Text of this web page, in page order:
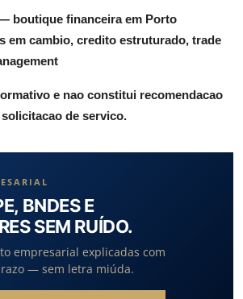
boutique financeira em Porto
em cambio, credito estruturado, trade
e nao constitui recomendacao
de servico.
BNDES E
SEM RUÍDO.
empresarial explicadas com
— sem letra miúda.